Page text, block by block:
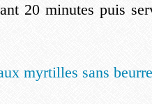
20 minutes puis